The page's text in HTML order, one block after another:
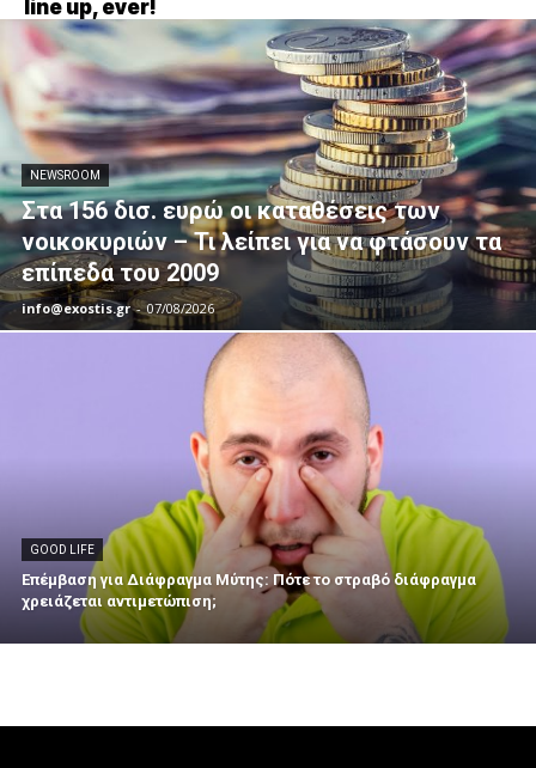
line up, ever!
NEWSROOM
Στα 156 δισ. ευρώ οι καταθέσεις των
νοικοκυριών – Τι λείπει για να φτάσουν τα
επίπεδα του 2009
info@exostis.gr - 07/08/2026
GOOD LIFE
Επέμβαση για Διάφραγμα Μύτης: Πότε το στραβό διάφραγμα
χρειάζεται αντιμετώπιση;